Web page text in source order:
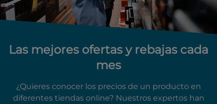
Las mejores ofertas y rebajas cada
mes
¿Quieres conocer los precios de un producto en
diferentes tiendas online? Nuestros expertos han